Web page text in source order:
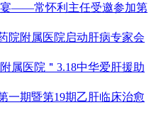
宴——常怀利主任受邀参加第
院附属医院启动肝病专家会
属医院＂3.18中华爱肝援助
一期暨第19期乙肝临床治愈